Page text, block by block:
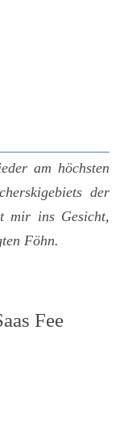
am höchsten
der
mir ins Gesicht,
Föhn.
Fee